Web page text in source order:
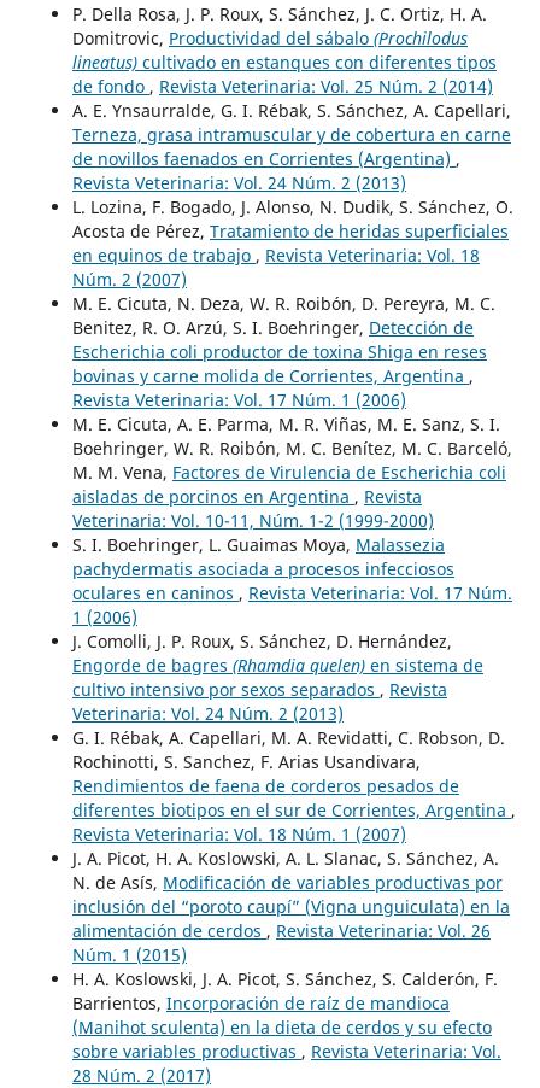
P. Della Rosa, J. P. Roux, S. Sánchez, J. C. Ortiz, H. A.
Domitrovic, Productividad del sábalo (Prochilodus
lineatus)cultivado en estanques con diferentes tipos
de fondo , Revista Veterinaria: Vol. 25 Núm. 2 (2014)
A. E. Ynsaurralde, G. I. Rébak, S. Sánchez, A. Capellari,
Terneza, grasa intramuscular y de cobertura en carne
de novillos faenados en Corrientes (Argentina) ,
Revista Veterinaria: Vol. 24 Núm. 2 (2013)
L. Lozina, F. Bogado, J. Alonso, N. Dudik, S. Sánchez, O.
Acosta de Pérez, Tratamiento de heridas superficiales
en equinos de trabajo , Revista Veterinaria: Vol. 18
Núm. 2 (2007)
M. E. Cicuta, N. Deza, W. R. Roibón, D. Pereyra, M. C.
Benitez, R. O. Arzú, S. I. Boehringer, Detección de
Escherichia coli productor de toxina Shiga en reses
bovinas y carne molida de Corrientes, Argentina ,
Revista Veterinaria: Vol. 17 Núm. 1 (2006)
M. E. Cicuta, A. E. Parma, M. R. Viñas, M. E. Sanz, S. I.
Boehringer, W. R. Roibón, M. C. Benítez, M. C. Barceló,
M. M. Vena, Factores de Virulencia de Escherichia coli
aisladas de porcinos en Argentina , Revista
Veterinaria: Vol. 10-11, Núm. 1-2 (1999-2000)
S. I. Boehringer, L. Guaimas Moya, Malassezia
pachydermatis asociada a procesos infecciosos
oculares en caninos , Revista Veterinaria: Vol. 17 Núm.
1 (2006)
J. Comolli, J. P. Roux, S. Sánchez, D. Hernández,
Engorde de bagres (Rhamdia quelen)en sistema de
cultivo intensivo por sexos separados , Revista
Veterinaria: Vol. 24 Núm. 2 (2013)
G. I. Rébak, A. Capellari, M. A. Revidatti, C. Robson, D.
Rochinotti, S. Sanchez, F. Arias Usandivara,
Rendimientos de faena de corderos pesados de
diferentes biotipos en el sur de Corrientes, Argentina ,
Revista Veterinaria: Vol. 18 Núm. 1 (2007)
J. A. Picot, H. A. Koslowski, A. L. Slanac, S. Sánchez, A.
N. de Asís, Modificación de variables productivas por
inclusión del “poroto caupí” (Vigna unguiculata) en la
alimentación de cerdos , Revista Veterinaria: Vol. 26
Núm. 1 (2015)
H. A. Koslowski, J. A. Picot, S. Sánchez, S. Calderón, F.
Barrientos, Incorporación de raíz de mandioca
(Manihot sculenta) en la dieta de cerdos y su efecto
sobre variables productivas , Revista Veterinaria: Vol.
28 Núm. 2 (2017)